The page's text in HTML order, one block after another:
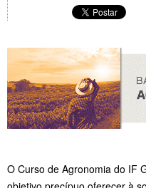
O Curso de Agronomia do IF